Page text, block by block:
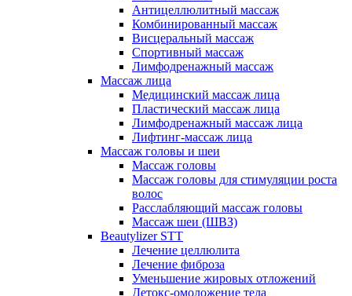
Антицеллюлитный массаж
Комбинированный массаж
Висцеральный массаж
Спортивный массаж
Лимфодренажный массаж
Массаж лица
Медицинский массаж лица
Пластический массаж лица
Лимфодренажный массаж лица
Лифтинг-массаж лица
Массаж головы и шеи
Массаж головы
Массаж головы для стимуляции роста
волос
Расслабляющий массаж головы
Массаж шеи (ШВЗ)
Beautylizer STT
Лечение целлюлита
Лечение фиброза
Уменьшение жировых отложений
Детокс-омоложение тела